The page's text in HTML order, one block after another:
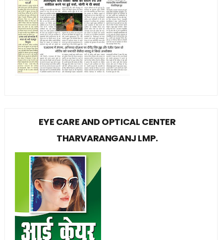
EYE CARE AND OPTICAL CENTER
THARVARANGANJ LMP.